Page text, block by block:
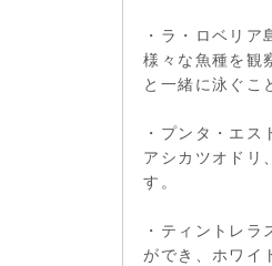
・ラ・ロベリ
様々な魚種を観
と一緒に泳ぐこ
・プンタ・エス
アシカツオドリ
す。
・ティントレラ
ができ、ホワイ